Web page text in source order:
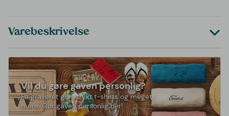
Varebeskrivelse
Vil du gøre gaven personlig?
Få graveret glas, trykt t-shirts og meget
mere. Gør gaven personlig her!